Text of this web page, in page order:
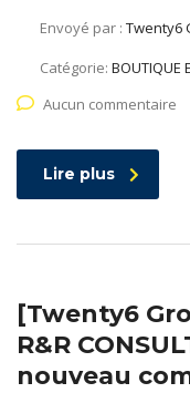
Envoyé par : Twenty6
Catégorie: BOUTIQUE
Aucun commentaire
Lire plus
[Twenty6
R&R
nouveau